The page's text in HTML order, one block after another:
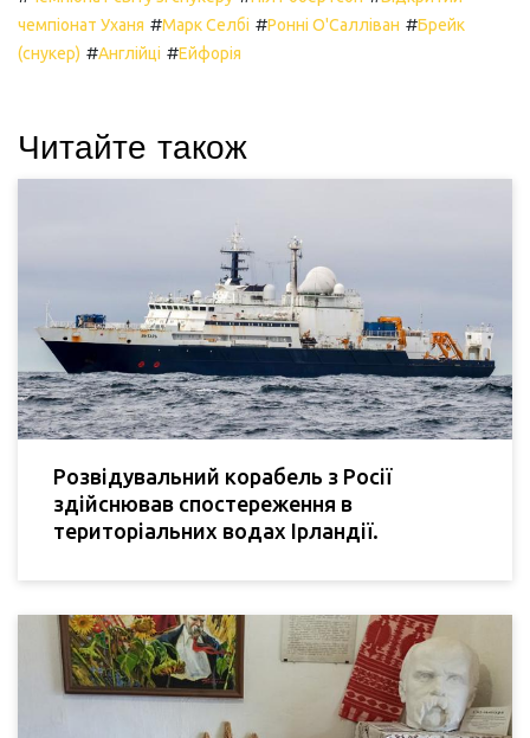
чемпіонат Уханя #Марк Селбі #Ронні О'Салліван #Брейк
(снукер) #Англійці #Ейфорія
Читайте також
Розвідувальний корабель з Росії
здійснював спостереження в
територіальних водах Ірландії.